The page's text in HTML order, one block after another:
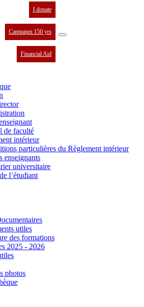
I donate
Campaign 150 yrs
Financial Aid
de faculté
intérieur
particulières du Règlement intérieur
enseignants
universitaire
l’étudiant
utiles
des formations
2025 - 2026
photos